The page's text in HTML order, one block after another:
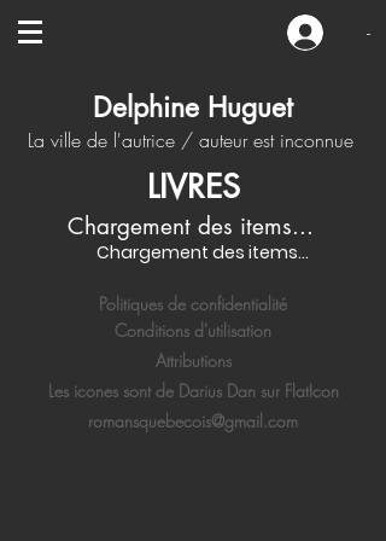
-
Delphine Huguet
La ville de l'autrice / auteur est inconnue
LIVRES
Chargement des items...
Chargement des items...
Politiques de confidentialité
Conditions d'utilisation
Attributions
Les icones sont de Darius Dan sur FlatIcon
romansquebecois@gmail.com